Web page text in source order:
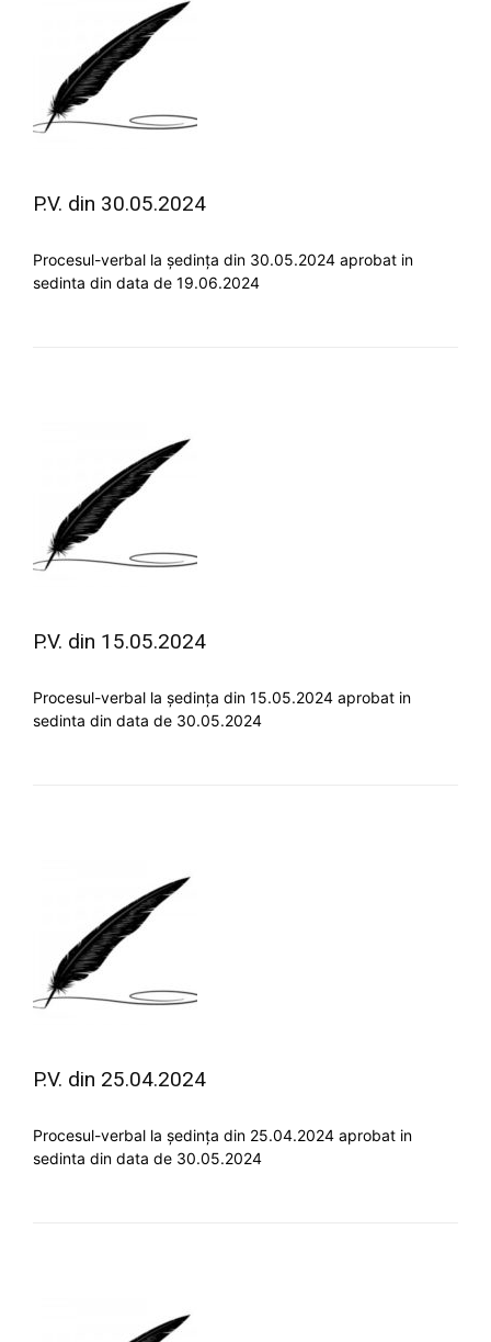
P.V. din 30.05.2024
Procesul-verbal la ședința din 30.05.2024 aprobat in
sedinta din data de 19.06.2024
P.V. din 15.05.2024
Procesul-verbal la ședința din 15.05.2024 aprobat in
sedinta din data de 30.05.2024
P.V. din 25.04.2024
Procesul-verbal la ședința din 25.04.2024 aprobat in
sedinta din data de 30.05.2024